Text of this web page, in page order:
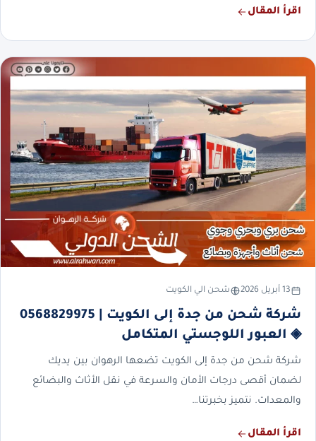
اقرأ المقال
13 أبريل 2026 شحن الي الكويت
شركة شحن من جدة إلى الكويت | 0568829975
◈ العبور اللوجستي المتكامل
شركة شحن من جدة إلى الكويت تضعها الرهوان بين يديك
لضمان أقصى درجات الأمان والسرعة في نقل الأثاث والبضائع
والمعدات. نتميز بخبرتنا…
اقرأ المقال